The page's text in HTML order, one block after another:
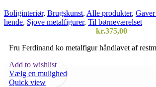
Boliginteriør, Brugskunst, Alle produkter,
hende, Sjove metalfigurer, Til børneværelset
kr.375,00
Fru Ferdinand ko metalfigur håndlavet af
Add to wishlist
Vælg en mulighed
Quick view